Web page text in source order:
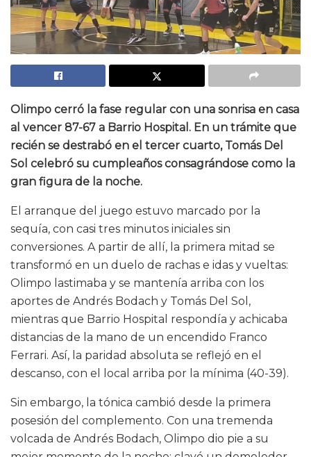
Olimpo cerró la fase regular con una sonrisa en casa
al vencer 87-67 a Barrio Hospital. En un trámite que
recién se destrabó en el tercer cuarto, Tomás Del
Sol celebró su cumpleaños consagrándose como la
gran figura de la noche.
El arranque del juego estuvo marcado por la
sequía, con casi tres minutos iniciales sin
conversiones. A partir de allí, la primera mitad se
transformó en un duelo de rachas e idas y vueltas:
Olimpo lastimaba y se mantenía arriba con los
aportes de Andrés Bodach y Tomás Del Sol,
mientras que Barrio Hospital respondía y achicaba
distancias de la mano de un encendido Franco
Ferrari. Así, la paridad absoluta se reflejó en el
descanso, con el local arriba por la mínima (40-39).
Sin embargo, la tónica cambió desde la primera
posesión del complemento. Con una tremenda
volcada de Andrés Bodach, Olimpo dio pie a su